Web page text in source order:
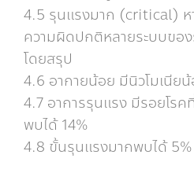
4.5 รุนแรงมาก (critical) ห
ความผิดปกติหลายระบบของ
โดยสรุป
4.6 อากายน้อย มีนิวโมเนีย
4.7 อาการรุนแรง มีรอยโร
พบได้ 14%
4.8 ขั้นรุนแรงมากพบได้ 5%